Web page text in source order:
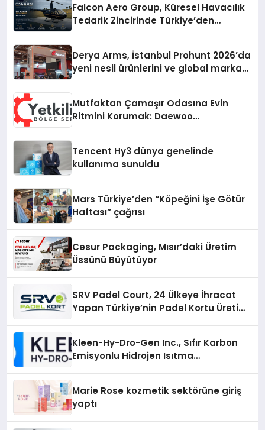
Falcon Aero Group, Küresel Havacılık
Tedarik Zincirinde Türkiye’den
Derya Arms, İstanbul Prohunt 2026’da
yeni nesil ürünlerini ve global marka
Mutfaktan Çamaşır Odasına Evin
Ritmini Korumak: Daewoo
Tencent Hy3 dünya genelinde
kullanıma sunuldu
Mars Türkiye’den “Köpeğini İşe Götür
Haftası” çağrısı
Cesur Packaging, Mısır’daki Üretim
Üssünü Büyütüyor
SRV Padel Court, 24 Ülkeye İhracat
Yapan Türkiye’nin Padel Kortu Üretim
Kleen-Hy-Dro-Gen Inc., Sıfır Karbon
Emisyonlu Hidrojen Isıtma
Marie Rose kozmetik sektörüne giriş
yaptı